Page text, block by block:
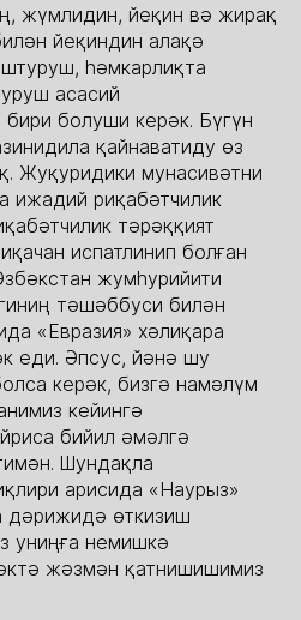
жүмлидин, йеқин вә жирақ
йеқиндин алақә
һәмкарлиқта
асасий
болуши керәк. Бүгүн
қайнаватиду өз
Жуқуридики мунасивәтни
ижадий риқабәтчилик
тәрәққият
испатлинип болған
жумһурийити
тәшәббуси билән
«Евразия» хәлиқара
еди. Әпсус, йәнә шу
керәк, бизгә намәлүм
кейингә
бийил әмәлгә
Шундақла
арисида «Наурыз»
дәрижидә өткизиш
униңға немишкә
жәзмән қатнишишимиз